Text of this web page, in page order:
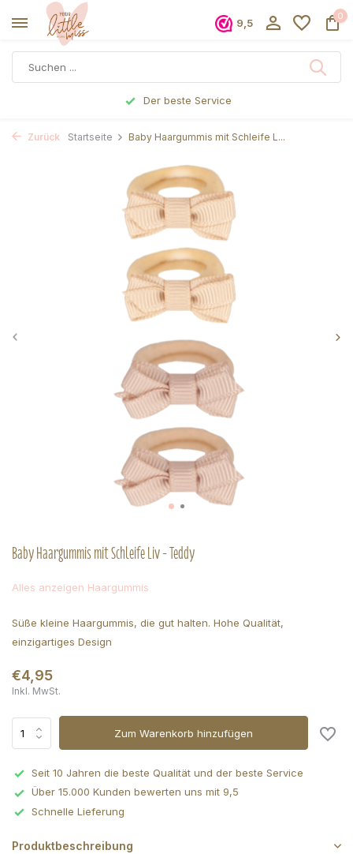
9,5
0
Der beste Service
Zurück Startseite Baby Haargummis mit Schleife L...
Baby Haargummis mit Schleife Liv - Teddy
Alles anzeigen Haargummis
Süße kleine Haargummis, die gut halten. Hohe Qualität,
einzigartiges Design
€4,95
Inkl. MwSt.
Zum Warenkorb hinzufügen
Seit 10 Jahren die beste Qualität und der beste Service
Über 15.000 Kunden bewerten uns mit 9,5
Schnelle Lieferung
Produktbeschreibung